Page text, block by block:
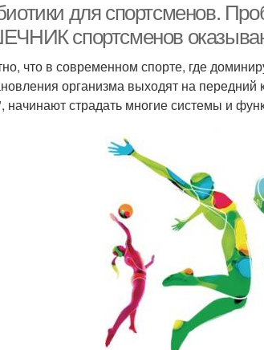
для спортсменов.
спортсменов
что в современном спорте, где
организма выходят на передний
начинают страдать многие системы и